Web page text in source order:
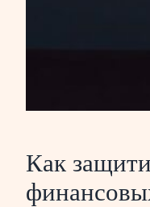
Как